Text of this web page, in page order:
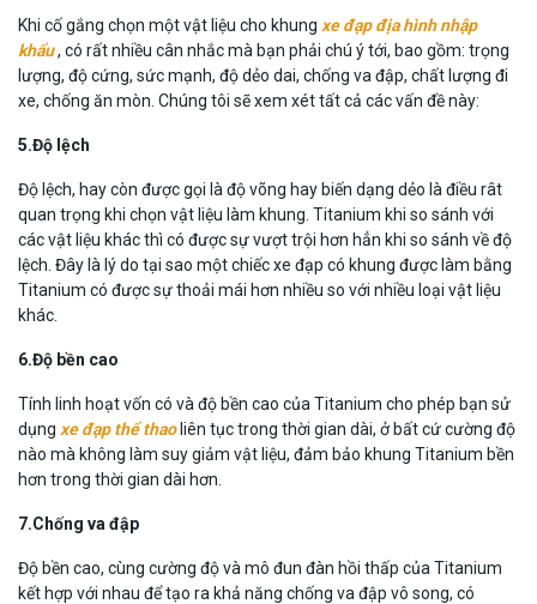
Khi cố gắng chọn một vật liệu cho khung xe đạp địa hình nhập
khẩu, có rất nhiều cân nhắc mà bạn phải chú ý tới, bao gồm: trọng
lượng, độ cứng, sức mạnh, độ dẻo dai, chống va đập, chất lượng đi
xe, chống ăn mòn. Chúng tôi sẽ xem xét tất cả các vấn đề này:
5.Độ lệch
Độ lệch, hay còn được gọi là độ võng hay biến dạng dẻo là điều rât
quan trọng khi chọn vật liệu làm khung. Titanium khi so sánh với
các vật liệu khác thì có được sự vượt trội hơn hẳn khi so sánh về độ
lệch. Đây là lý do tại sao một chiếc xe đạp có khung được làm bằng
Titanium có được sự thoải mái hơn nhiều so với nhiều loại vật liệu
khác.
6.Độ bền cao
Tính linh hoạt vốn có và độ bền cao của Titanium cho phép bạn sử
dụng xe đạp thể thaoliên tục trong thời gian dài, ở bất cứ cường độ
nào mà không làm suy giảm vật liệu, đảm bảo khung Titanium bền
hơn trong thời gian dài hơn.
7.Chống va đập
Độ bền cao, cùng cường độ và mô đun đàn hồi thấp của Titanium
kết hợp với nhau để tạo ra khả năng chống va đập vô song, có